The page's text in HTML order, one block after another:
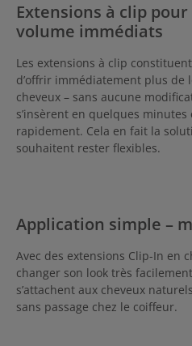
Extensions à clip
volume immédiats
Les extensions à clip
d’offrir immédiatement plus de
cheveux – sans aucune
s’insèrent en quelques
rapidement. Cela en fait la
souhaitent rester flexibles.
Application simple –
Avec des extensions Clip-In en
changer son look très
s’attachent aux cheveux
sans passage chez le coiffeur.